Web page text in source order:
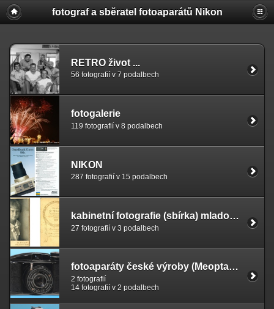
fotograf a sběratel fotoaparátů Nikon
RETRO život ...
56 fotografií v 7 podalbech
fotogalerie
119 fotografií v 8 podalbech
NIKON
287 fotografií v 15 podalbech
kabinetní fotografie (sbírka) mladoboleslavských fotografů
27 fotografií v 3 podalbech
fotoaparáty české výroby (Meopta, Druopta)
2 fotografií
14 fotografií v 2 podalbech